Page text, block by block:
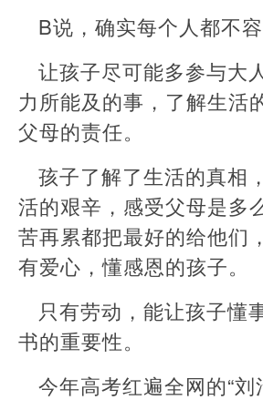
B说，确实每个人都不
让孩子尽可能多参与大
力所能及的事，了解生活
父母的责任。
孩子了解了生活的真相
活的艰辛，感受父母是多
苦再累都把最好的给他们
有爱心，懂感恩的孩子。
只有劳动，能让孩子懂
书的重要性。
今年高考红遍全网的“刘